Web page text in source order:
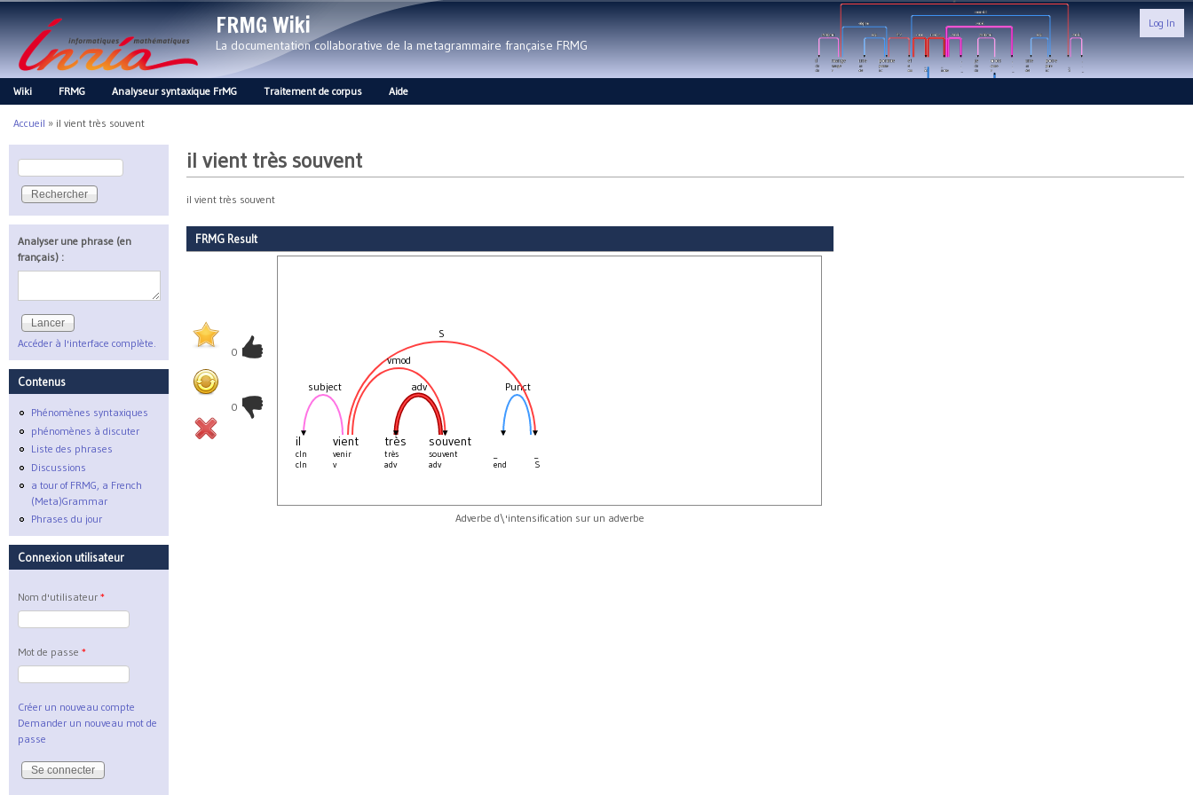
FRMG Wiki
La documentation collaborative de la metagrammaire française FRMG
Log In
Main menu
Wiki FRMG Analyseur syntaxique FrMG Traitement de corpus Aide
Vous êtes ici
Accueil » il vient très souvent
il vient très souvent
il vient très souvent
FRMG Result
0
0
il
cln
cln
vient
venir
v
très
très
adv
souvent
souvent
adv
end
S
Punct
adv
S
subject
vmod
Adverbe d\'intensification sur un adverbe
Formulaire de recherche
Rechercher
Analyser une phrase (en
français) :
Accéder à l'interface complète.
Contenus
Phénomènes syntaxiques
phénomènes à discuter
Liste des phrases
Discussions
a tour of FRMG, a French
(Meta)Grammar
Phrases du jour
Connexion utilisateur
Nom d'utilisateur *
Mot de passe *
Créer un nouveau compte
Demander un nouveau mot de
passe